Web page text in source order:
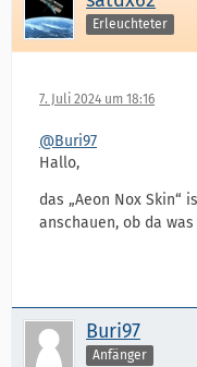
Erleuchteter
7. Juli 2024 um 18:16
@Buri97
Hallo,
das „Aeon Nox Skin“
anschauen, ob da
Buri97
Anfänger